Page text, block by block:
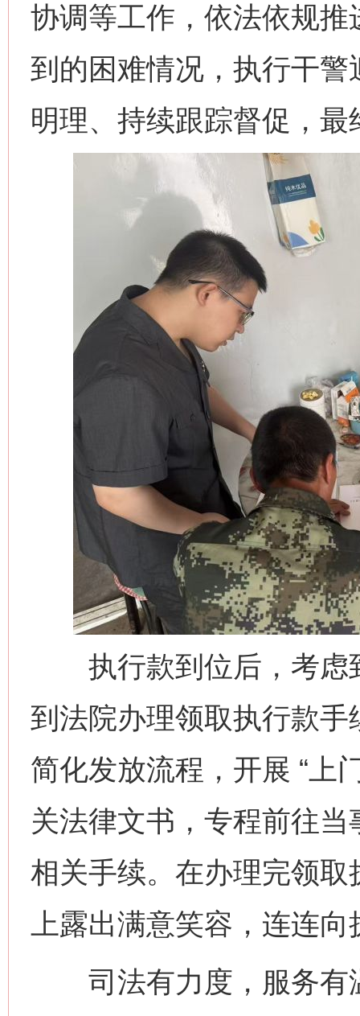
协调等工作，依法依规
到的困难情况，执行干
明理、持续跟踪督促，
执行款到位后，考虑
到法院办理领取执行款
简化发放流程，开展 “上
关法律文书，专程前往
相关手续。在办理完领
上露出满意笑容，连连
司法有力度，服务有